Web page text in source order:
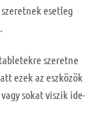
esetleg
szeretne
ezek az eszközök
sokat viszik ide-